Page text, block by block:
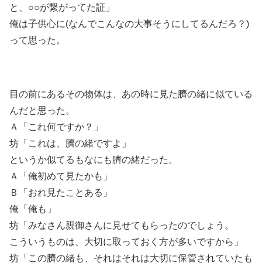
と、○○が繋がってた証」
俺は子供心に(なんでこんなの大事そうにしてるんだろ？)
って思った。
目の前にあるその物体は、あの時に見た臍の緒に似ている
んだと思った。
Ａ「これ何ですか？」
坊「これは、臍の緒ですよ」
というか似てるもなにも臍の緒だった。
Ａ「俺初めて見たかも」
Ｂ「おれ見たことある」
俺「俺も」
坊「みなさん親御さんに見せてもらったのでしょう。
こういうものは、大切に取っておく方が多いですから」
坊「この臍の緒も、それはそれは大切に保管されていたも